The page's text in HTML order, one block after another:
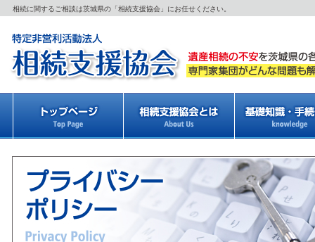
相続に関するご相談は茨城県の「相続支援協会」にお任せください。